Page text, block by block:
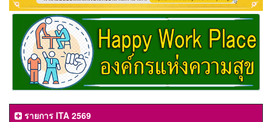
รายการ ITA 2569